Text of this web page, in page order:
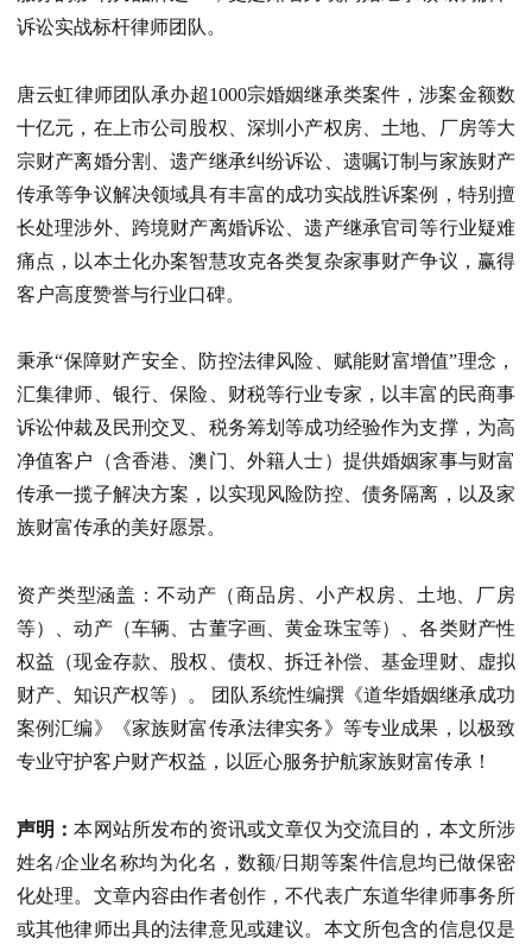
诉讼实战标杆律师团队。
唐云虹律师团队承办超1000宗婚姻继承类案件，涉案金额数
十亿元，在上市公司股权、深圳小产权房、土地、厂房等大
宗财产离婚分割、遗产继承纠纷诉讼、遗嘱订制与家族财产
传承等争议解决领域具有丰富的成功实战胜诉案例，特别擅
长处理涉外、跨境财产离婚诉讼、遗产继承官司等行业疑难
痛点，以本土化办案智慧攻克各类复杂家事财产争议，赢得
客户高度赞誉与行业口碑。
秉承“保障财产安全、防控法律风险、赋能财富增值”理念，
汇集律师、银行、保险、财税等行业专家，以丰富的民商事
诉讼仲裁及民刑交叉、税务筹划等成功经验作为支撑，为高
净值客户（含香港、澳门、外籍人士）提供婚姻家事与财富
传承一揽子解决方案，以实现风险防控、债务隔离，以及家
族财富传承的美好愿景。
资产类型涵盖：不动产（商品房、小产权房、土地、厂房
等）、动产（车辆、古董字画、黄金珠宝等）、各类财产性
权益（现金存款、股权、债权、拆迁补偿、基金理财、虚拟
财产、知识产权等）。 团队系统性编撰《道华婚姻继承成功
案例汇编》《家族财富传承法律实务》等专业成果，以极致
专业守护客户财产权益，以匠心服务护航家族财富传承！
声明：本网站所发布的资讯或文章仅为交流目的，本文所涉
姓名/企业名称均为化名，数额/日期等案件信息均已做保密
化处理。文章内容由作者创作，不代表广东道华律师事务所
或其他律师出具的法律意见或建议。本文所包含的信息仅是